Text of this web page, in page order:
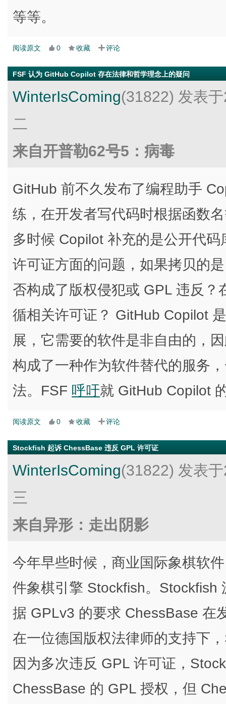
等等。
阅读原文 0 收藏 评论
FSF 认为 GitHub Copilot 存在法律和哲学理念上的疑问
WinterIsComing(31822) 发表
二
来自开普勒62号5：病毒
GitHub 前不久发布了编程助手
练，在开发者写代码时根据函数
多时候 Copilot 补充的是公开代
许可证方面的问题，如果拷贝的
否构成了版权侵犯或 GPL 违反
循相关许可证？ GitHub Copilot
展，它需要的软件是非自由的，
构成了一种作为软件替代的服务
法。FSF 呼吁就 GitHub Copilot
阅读原文 0 收藏 评论
Stockfish 起诉 ChessBase 违反 GPL 许可证
WinterIsComing(31822) 发表
三
来自异形：走出阴影
今年早些时候，商业国际象棋软
件象棋引擎 Stockfish。Stockfish
据 GPLv3 的要求 ChessBase 在
在一位德国版权法律师的支持下
因为多次违反 GPL 许可证，
ChessBase 的 GPL 授权，但